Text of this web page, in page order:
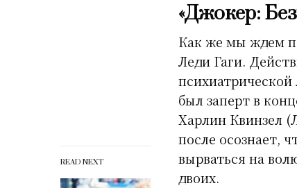
READ NEXT
«Джокер:
Как же мы ждем
Леди Гаги.
был заперт в
Харлин Квинзел
после осознает,
вырваться на
двоих.